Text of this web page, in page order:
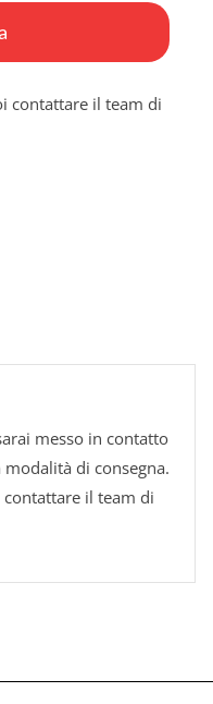
contattare il team di
messo in contatto
di consegna.
contattare il team di